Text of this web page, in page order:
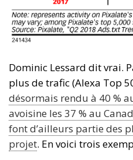
Dominic Lessard dit vrai.
plus de trafic (Alexa Top
désormais rendu à 40 %
avoisine les 37 % au
font d’ailleurs partie des
projet. En voici trois